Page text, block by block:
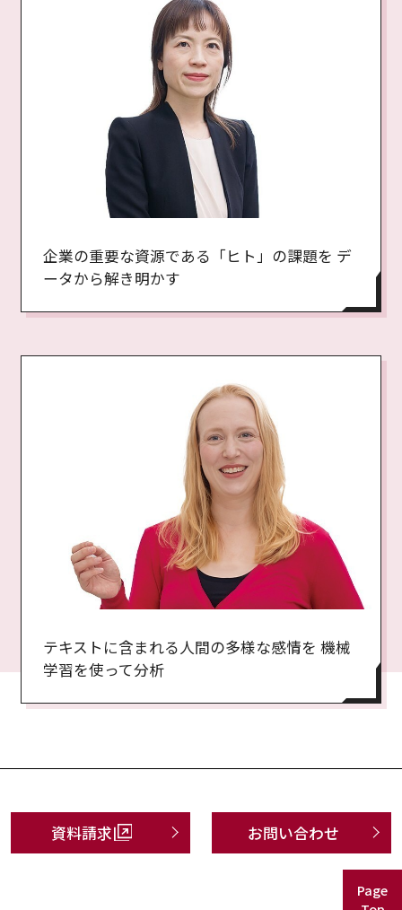
企業の重要な資源である「ヒト」の課題を デ
ータから解き明かす
テキストに含まれる人間の多様な感情を 機械
学習を使って分析
資料請求 お問い合わせ
Page